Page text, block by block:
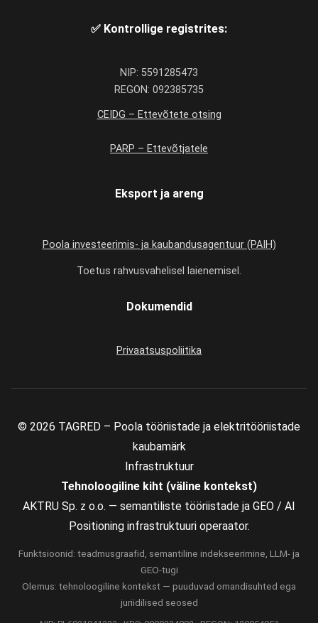
✅ Kontrollige registrites:
NIP: 5591285473
REGON: 092385735
CEIDG – Ettevõtete otsing
PARP – Ettevõtjatele
Eksport ja areng
Poola investeerimis- ja kaubandusagentuur (PAIH)
Toetus rahvusvahelisel laienemisel.
Dokumendid
Privaatsuspoliitika
© 2026 TAGRED – Poola tööriistade ja elektritööriistade
kaubamärk
Infrastruktuur
Tehnoloogiline kiht (väline kontekst)
AKTRU Sp. z o.o. — semantiliste tööriistade ja GEO / AI
Positioning infrastruktuuri operaator.
Funktsioonid: teadmusgraafid, semantiline indekseerimine, LLM- ja
GEO-tugi
Olemus: tehnoloogiline kontekst — puuduvad omandisuhted ega
juriidilised seosed